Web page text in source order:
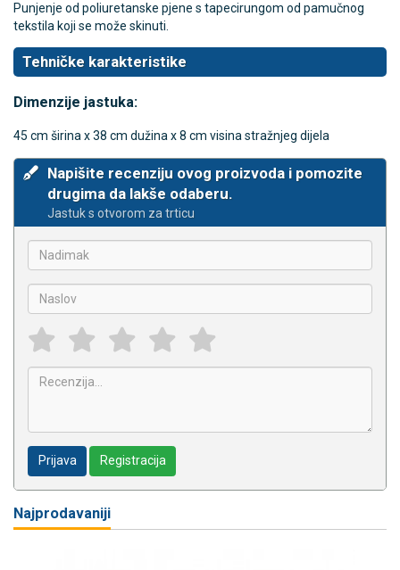
Punjenje od poliuretanske pjene s tapecirungom od pamučnog
tekstila koji se može skinuti.
Tehničke karakteristike
Dimenzije jastuka:
45 cm širina x 38 cm dužina x 8 cm visina stražnjeg dijela
Napišite recenziju ovog proizvoda i pomozite
drugima da lakše odaberu.
Jastuk s otvorom za trticu
Prijava Registracija
Najprodavaniji